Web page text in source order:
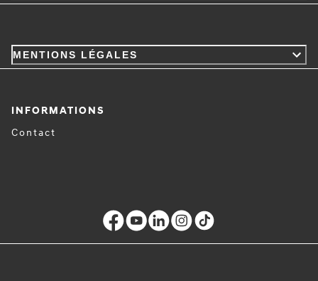
MENTIONS LÉGALES
INFORMATIONS
Contact